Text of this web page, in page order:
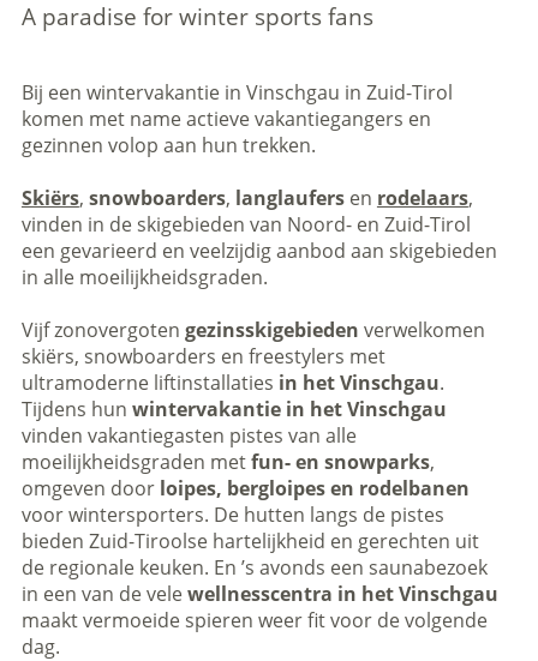
A paradise for winter sports fans
Bij een wintervakantie in Vinschgau in Zuid-Tirol
komen met name actieve vakantiegangers en
gezinnen volop aan hun trekken.
Skiërs, snowboarders, langlaufersen rodelaars,
vinden in de skigebieden van Noord- en Zuid-Tirol
een gevarieerd en veelzijdig aanbod aan skigebieden
in alle moeilijkheidsgraden.
Vijf zonovergoten gezinsskigebieden verwelkomen
skiërs, snowboarders en freestylers met
ultramoderne liftinstallaties in het Vinschgau.
Tijdens hun wintervakantie in het Vinschgau
vinden vakantiegasten pistes van alle
moeilijkheidsgraden metfun- en snowparks,
omgeven door loipes, bergloipes en rodelbanen
voor wintersporters. De hutten langs de pistes
bieden Zuid-Tiroolse hartelijkheid en gerechten uit
de regionale keuken. En ’s avonds een saunabezoek
in een van de velewellnesscentra in het Vinschgau
maakt vermoeide spieren weer fit voor de volgende
dag.